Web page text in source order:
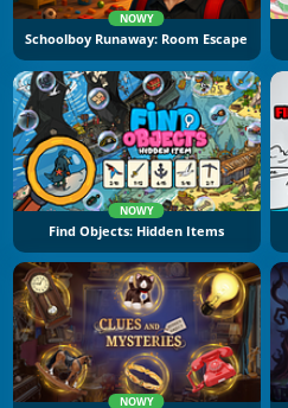
NOWY
Schoolboy Runaway: Room Escape
NOWY
Find Objects: Hidden Items
NOWY